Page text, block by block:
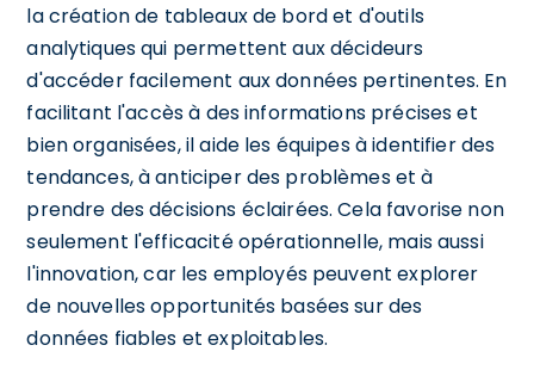
la création de tableaux de bord et d'outils
analytiques qui permettent aux décideurs
d'accéder facilement aux données pertinentes. En
facilitant l'accès à des informations précises et
bien organisées, il aide les équipes à identifier des
tendances, à anticiper des problèmes et à
prendre des décisions éclairées. Cela favorise non
seulement l'efficacité opérationnelle, mais aussi
l'innovation, car les employés peuvent explorer
de nouvelles opportunités basées sur des
données fiables et exploitables.